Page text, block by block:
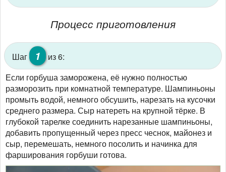
Процесс приготовления
Шаг 1
из 6:
Если горбуша заморожена, её нужно полностью
разморозить при комнатной температуре. Шампиньоны
промыть водой, немного обсушить, нарезать на кусочки
среднего размера. Сыр натереть на крупной тёрке. В
глубокой тарелке соединить нарезанные шампиньоны,
добавить пропущенный через пресс чеснок, майонез и
сыр, перемешать, немного посолить и начинка для
фарширования горбуши готова.